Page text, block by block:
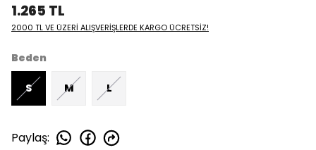
1.265 TL
2000 TL VE ÜZERİ ALIŞVERİŞLERDE KARGO ÜCRETSİZ!
Beden
S M L
Paylaş: